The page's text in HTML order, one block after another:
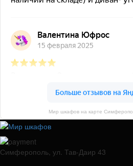
Мир шкафов на карте
Симферополь, ул. Тав-Даир 43